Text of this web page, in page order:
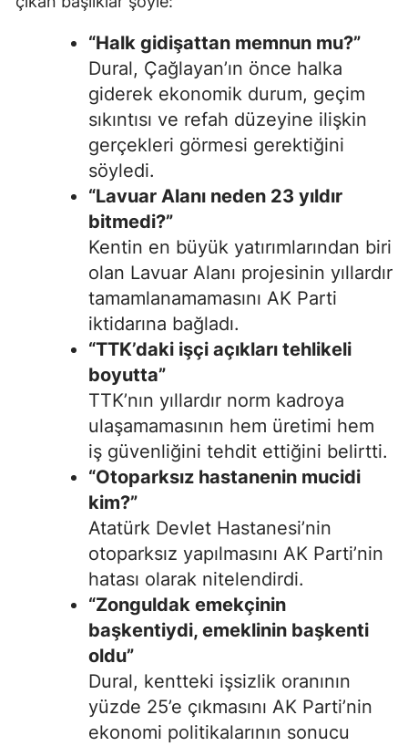
“Halk gidişattan memnun mu?”
Dural, Çağlayan’ın önce halka
giderek ekonomik durum, geçim
sıkıntısı ve refah düzeyine ilişkin
gerçekleri görmesi gerektiğini
söyledi.
“Lavuar Alanı neden 23 yıldır
bitmedi?”
Kentin en büyük yatırımlarından biri
olan Lavuar Alanı projesinin yıllardır
tamamlanamamasını AK Parti
iktidarına bağladı.
“TTK’daki işçi açıkları tehlikeli
boyutta”
TTK’nın yıllardır norm kadroya
ulaşamamasının hem üretimi hem
iş güvenliğini tehdit ettiğini belirtti.
“Otoparksız hastanenin mucidi
kim?”
Atatürk Devlet Hastanesi’nin
otoparksız yapılmasını AK Parti’nin
hatası olarak nitelendirdi.
“Zonguldak emekçinin
başkentiydi, emeklinin başkenti
oldu”
Dural, kentteki işsizlik oranının
yüzde 25’e çıkmasını AK Parti’nin
ekonomi politikalarının sonucu